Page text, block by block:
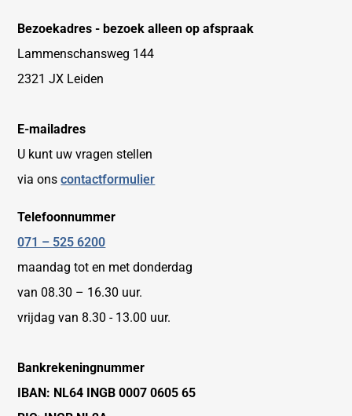
Bezoekadres - bezoek alleen op afspraak
Lammenschansweg 144
2321 JX Leiden
E-mailadres
U kunt uw vragen stellen
via onscontactformulier
Telefoonnummer
071 – 525 6200
maandag tot en met donderdag
van 08.30 – 16.30 uur.
vrijdag van 8.30 - 13.00 uur.
Bankrekeningnummer
IBAN: NL64 INGB 0007 0605 65